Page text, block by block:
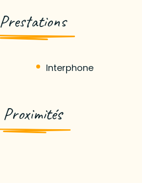
Prestations
Interphone
Proximités